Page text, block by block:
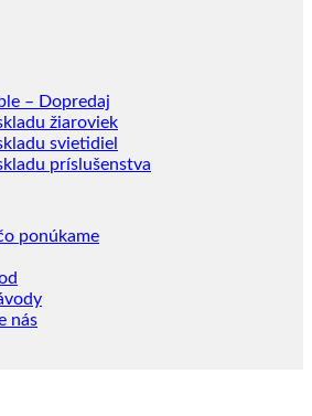
– Dopredaj
žiaroviek
svietidiel
príslušenstva
ponúkame
nás